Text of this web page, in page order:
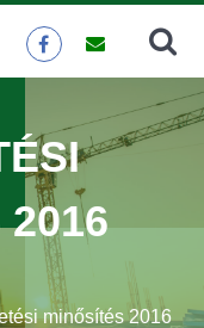
minősítés 2016
2016